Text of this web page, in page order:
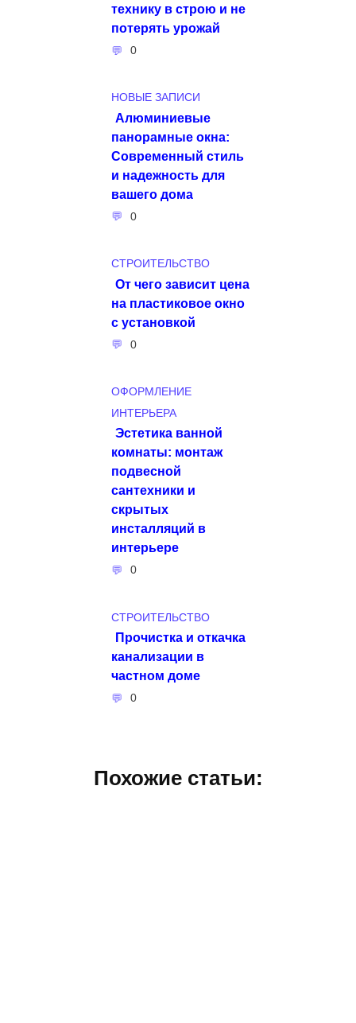
технику в строю и не
потерять урожай
0
НОВЫЕ ЗАПИСИ
Алюминиевые
панорамные окна:
Современный стиль
и надежность для
вашего дома
0
СТРОИТЕЛЬСТВО
От чего зависит цена
на пластиковое окно
с установкой
0
ОФОРМЛЕНИЕ
ИНТЕРЬЕРА
Эстетика ванной
комнаты: монтаж
подвесной
сантехники и
скрытых
инсталляций в
интерьере
0
СТРОИТЕЛЬСТВО
Прочистка и откачка
канализации в
частном доме
0
Похожие статьи: